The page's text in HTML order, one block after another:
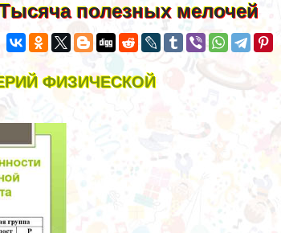
полезных мелочей
ФИЗИЧЕСКОЙ